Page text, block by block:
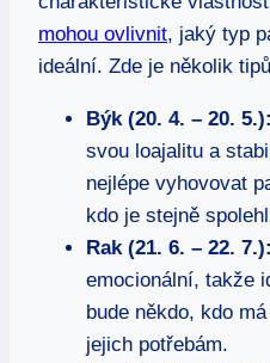
mohou​ ovlivnit, jaký⁢ typ​
ideální. Zde⁢ je několik
Býk (20. 4. – 20. 5.):
svou loajalitu a
nejlépe vyhovovat
kdo je stejně
Rak (21. 6. – 22. 7.):
emocionální, takže
bude někdo, kdo
jejich potřebám.